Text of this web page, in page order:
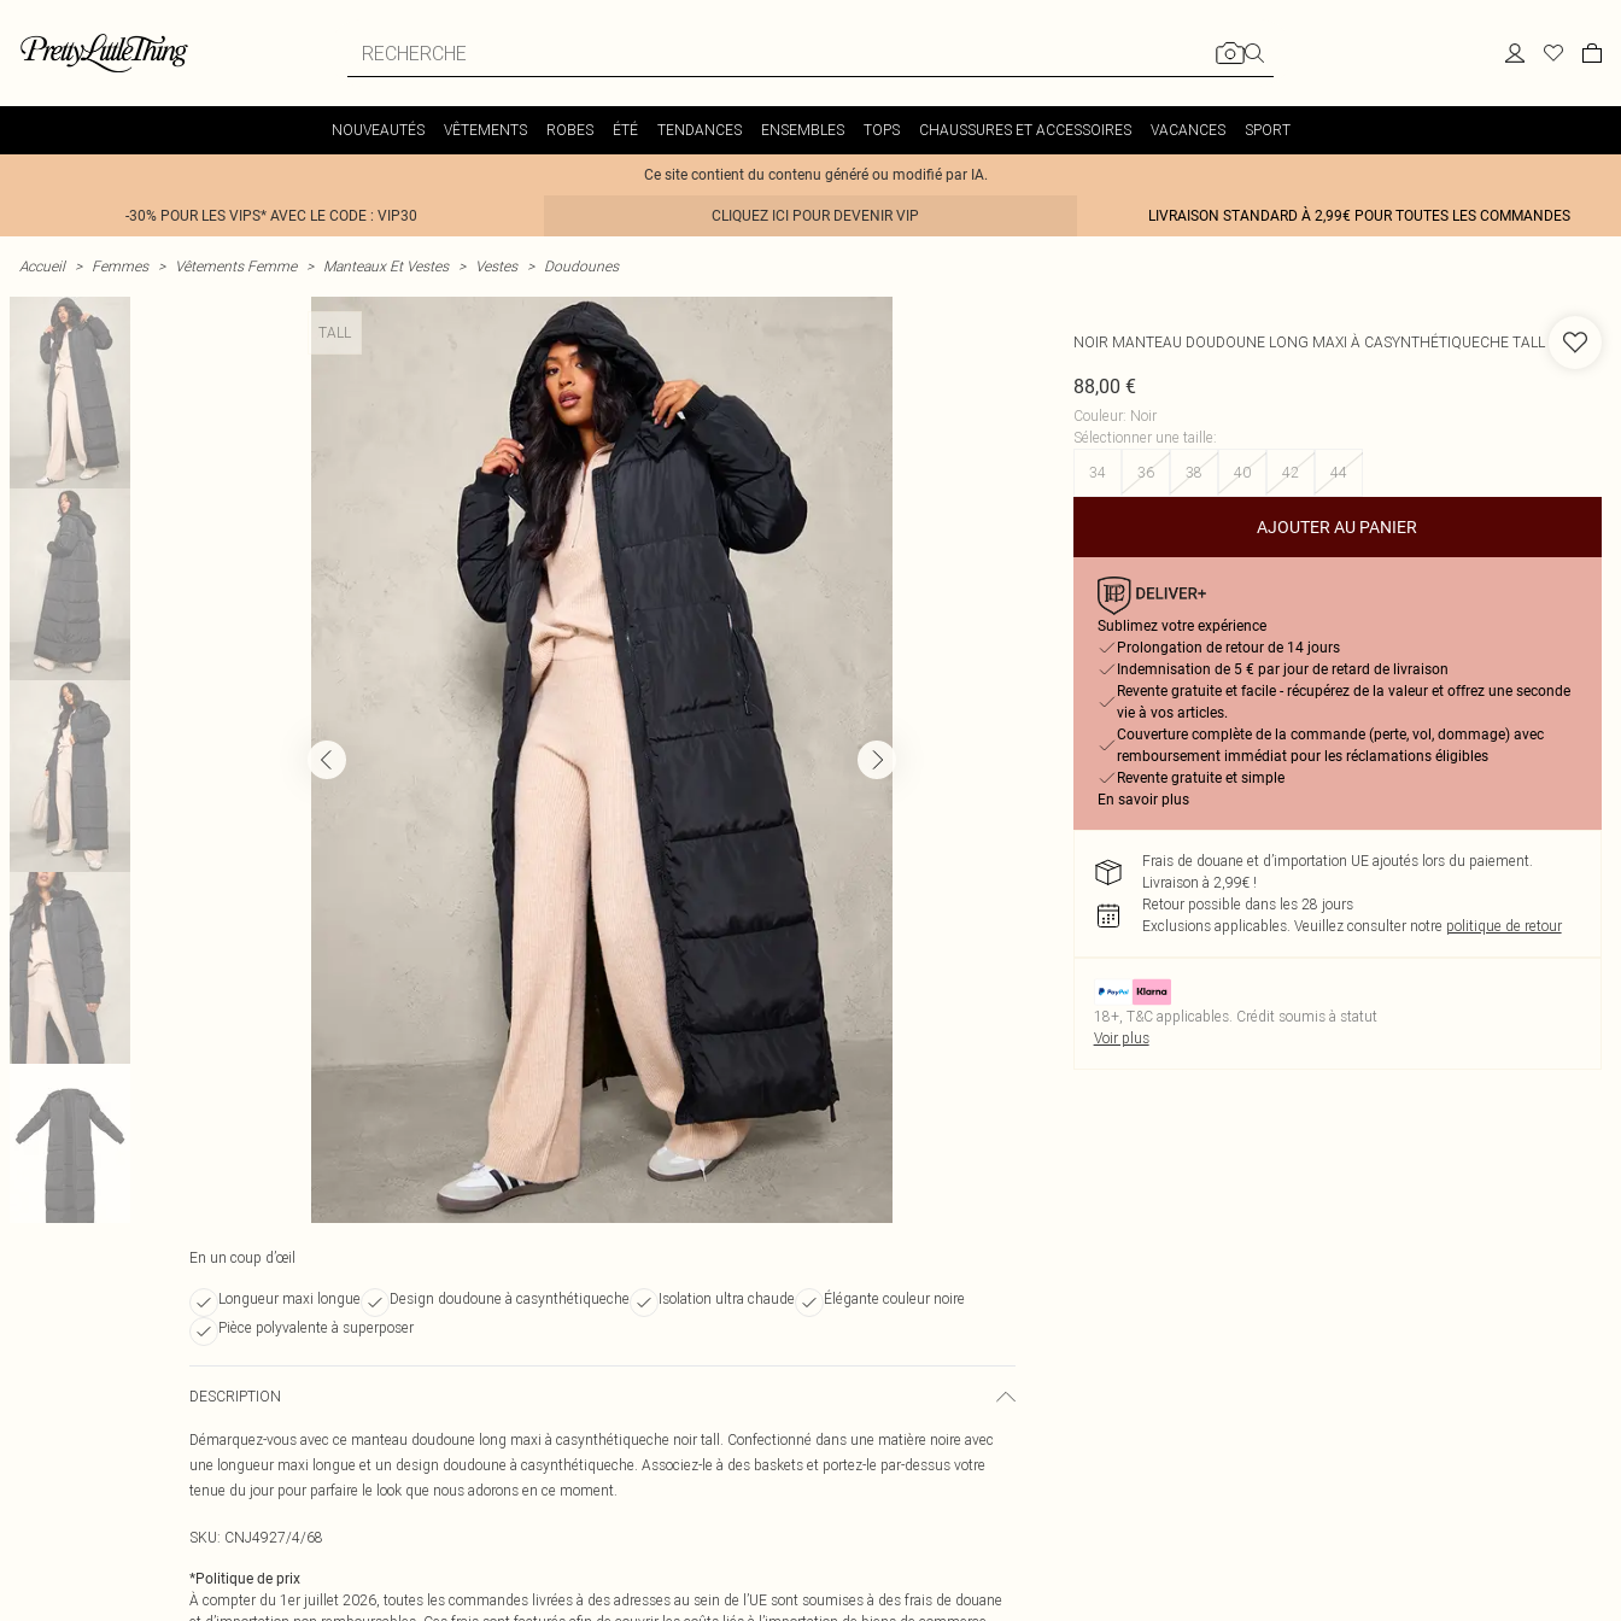
NOUVEAUTÉS VÊTEMENTS ROBES ÉTÉ TENDANCES ENSEMBLES TOPS CHAUSSURES ET ACCESSOIRES VACANCES SPORT
Ce site contient du contenu généré ou modifié par IA.
-30% POUR LES VIPS* AVEC LE CODE : VIP30 CLIQUEZ ICI POUR DEVENIR VIP LIVRAISON STANDARD À 2,99€ POUR TOUTES LES COMMANDES
Accueil > Femmes > Vêtements Femme > Manteaux Et Vestes > Vestes > Doudounes
TALL
En un coup d’œil
Longueur maxi longue Design doudoune à casynthétiqueche Isolation ultra chaude
Élégante couleur noire
Pièce polyvalente à superposer
DESCRIPTION
Démarquez-vous avec ce manteau doudoune long maxi à casynthétiqueche noir tall. Confectionné dans une matière noire avec
une longueur maxi longue et un design doudoune à casynthétiqueche. Associez-le à des baskets et portez-le par-dessus votre
tenue du jour pour parfaire le look que nous adorons en ce moment.
SKU: CNJ4927/4/68
*Politique de prix
À compter du 1er juillet 2026, toutes les commandes livrées à des adresses au sein de l’UE sont soumises à des frais de douane
NOIR MANTEAU DOUDOUNE LONG MAXI À CASYNTHÉTIQUECHE TALL
88,00 €
Couleur: Noir
Sélectionner une taille:
34
36 38 40 42 44
AJOUTER AU PANIER
Sublimez votre expérience
Prolongation de retour de 14 jours
Indemnisation de 5 € par jour de retard de livraison
Revente gratuite et facile - récupérez de la valeur et offrez une seconde
vie à vos articles.
Couverture complète de la commande (perte, vol, dommage) avec
remboursement immédiat pour les réclamations éligibles
Revente gratuite et simple
En savoir plus
Frais de douane et d’importation UE ajoutés lors du paiement.
Livraison à 2,99€ !
Retour possible dans les 28 jours
Exclusions applicables. Veuillez consulter notre politique de retour
18+, T&C applicables. Crédit soumis à statut
Voir plus